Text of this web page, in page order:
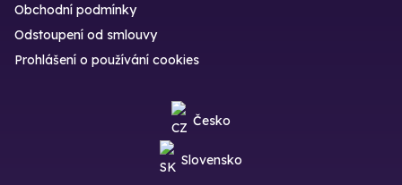
Obchodní podmínky
Odstoupení od smlouvy
Prohlášení o používání cookies
Česko
Slovensko